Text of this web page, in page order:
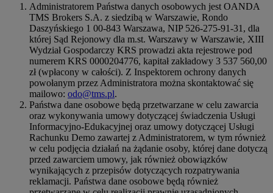
Administratorem Państwa danych osobowych jest OANDA
TMS Brokers S.A. z siedzibą w Warszawie, Rondo
Daszyńskiego 1 00-843 Warszawa, NIP 526-275-91-31, dla
której Sąd Rejonowy dla m.st. Warszawy w Warszawie, XIII
Wydział Gospodarczy KRS prowadzi akta rejestrowe pod
numerem KRS 0000204776, kapitał zakładowy 3 537 560,00
zł (wpłacony w całości). Z Inspektorem ochrony danych
powołanym przez Administratora można skontaktować się
mailowo: odo@tms.pl.
Państwa dane osobowe będą przetwarzane w celu zawarcia
oraz wykonywania umowy dotyczącej świadczenia Usługi
Informacyjno-Edukacyjnej oraz umowy dotyczącej Usługi
Rachunku Demo zawartej z Administratorem, w tym również
w celu podjęcia działań na żądanie osoby, której dane dotyczą
przed zawarciem umowy, jak również obowiązków
wynikających z przepisów dotyczących rozpatrywania
reklamacji. Państwa dane osobowe będą również